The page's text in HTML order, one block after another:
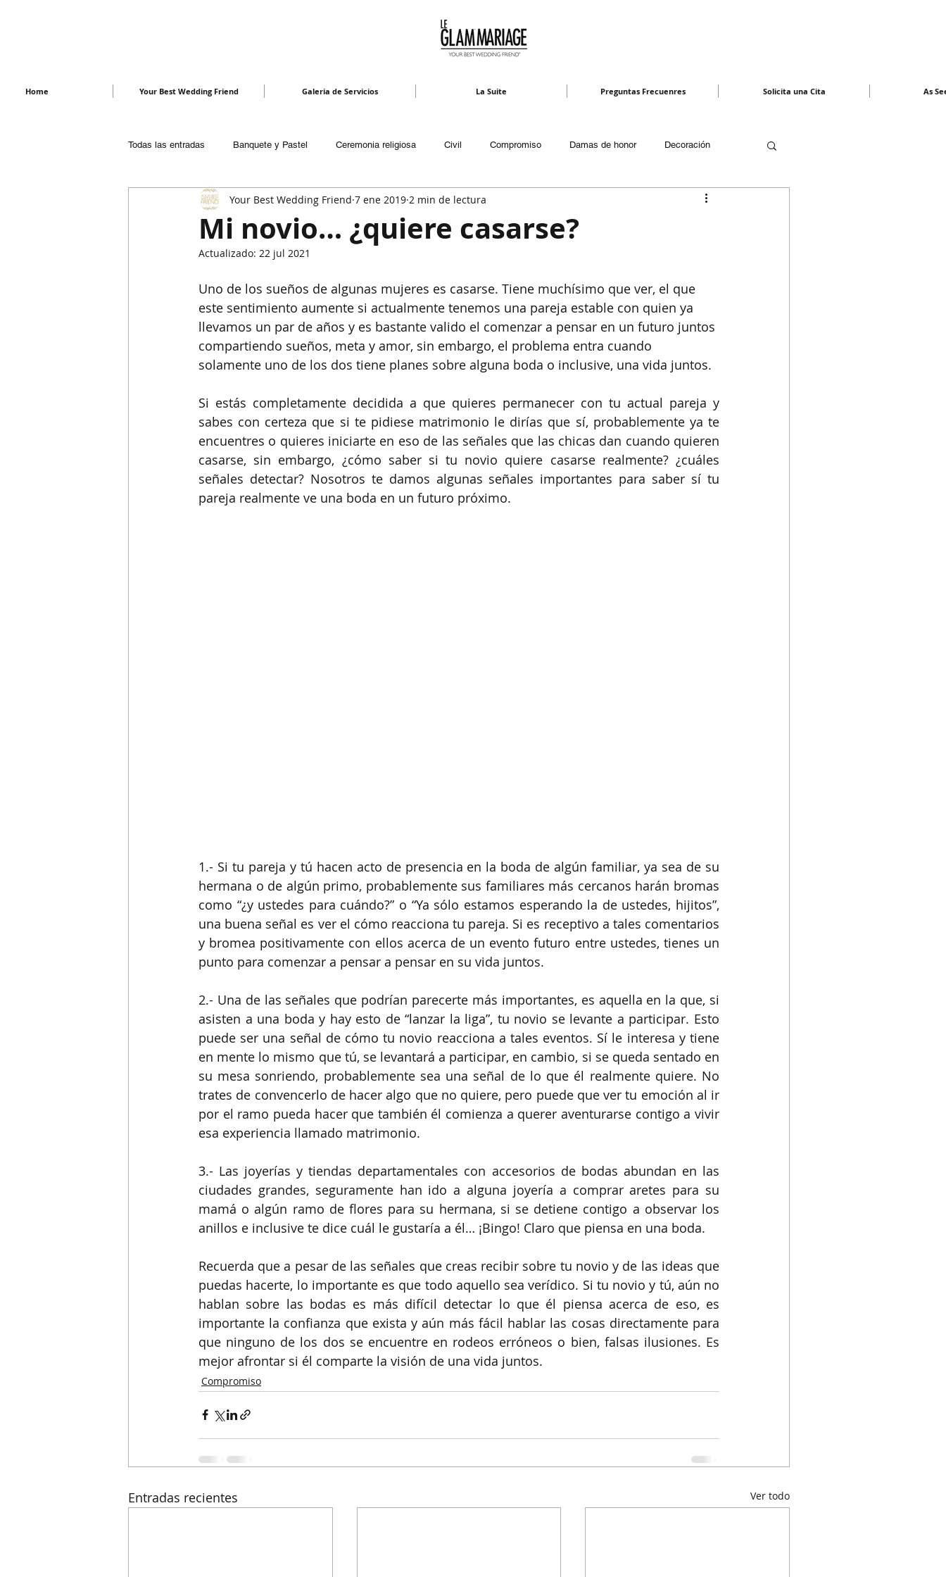
Home Your Best Wedding Friend Galeria de Servicios La Suite Preguntas Frecuenres Solicita una Cita As
Todas las entradas Banquete y Pastel Ceremonia religiosa Civil Compromiso Damas de honor Decoración
Despedida de soltera Fotografía y Video Invitaciones Invitados
Mitos, Supersticiones y Tradiciones
Regalos Vestido Wedding planner
Mi novio… ¿quiere casarse?
Your Best Wedding Friend 7 ene 2019 2 min de lectura
Actualizado: 22 jul 2021
Uno de los sueños de algunas mujeres es casarse. Tiene muchísimo que ver, el que
este sentimiento aumente si actualmente tenemos una pareja estable con quien ya
llevamos un par de años y es bastante valido el comenzar a pensar en un futuro juntos
compartiendo sueños, meta y amor, sin embargo, el problema entra cuando
solamente uno de los dos tiene planes sobre alguna boda o inclusive, una vida juntos.
Si estás completamente decidida a que quieres permanecer con tu actual pareja y
sabes con certeza que si te pidiese matrimonio le dirías que sí, probablemente ya te
encuentres o quieres iniciarte en eso de las señales que las chicas dan cuando quieren
casarse, sin embargo, ¿cómo saber si tu novio quiere casarse realmente? ¿cuáles
señales detectar? Nosotros te damos algunas señales importantes para saber sí tu
pareja realmente ve una boda en un futuro próximo.
1.- Si tu pareja y tú hacen acto de presencia en la boda de algún familiar, ya sea de su
hermana o de algún primo, probablemente sus familiares más cercanos harán bromas
como “¿y ustedes para cuándo?” o “Ya sólo estamos esperando la de ustedes, hijitos”,
una buena señal es ver el cómo reacciona tu pareja. Si es receptivo a tales comentarios
y bromea positivamente con ellos acerca de un evento futuro entre ustedes, tienes un
punto para comenzar a pensar a pensar en su vida juntos.
2.- Una de las señales que podrían parecerte más importantes, es aquella en la que, si
asisten a una boda y hay esto de “lanzar la liga”, tu novio se levante a participar. Esto
puede ser una señal de cómo tu novio reacciona a tales eventos. Sí le interesa y tiene
en mente lo mismo que tú, se levantará a participar, en cambio, si se queda sentado en
su mesa sonriendo, probablemente sea una señal de lo que él realmente quiere. No
trates de convencerlo de hacer algo que no quiere, pero puede que ver tu emoción al ir
por el ramo pueda hacer que también él comienza a querer aventurarse contigo a vivir
esa experiencia llamado matrimonio.
3.- Las joyerías y tiendas departamentales con accesorios de bodas abundan en las
ciudades grandes, seguramente han ido a alguna joyería a comprar aretes para su
mamá o algún ramo de flores para su hermana, si se detiene contigo a observar los
anillos e inclusive te dice cuál le gustaría a él… ¡Bingo! Claro que piensa en una boda.
Recuerda que a pesar de las señales que creas recibir sobre tu novio y de las ideas que
puedas hacerte, lo importante es que todo aquello sea verídico. Si tu novio y tú, aún no
hablan sobre las bodas es más difícil detectar lo que él piensa acerca de eso, es
importante la confianza que exista y aún más fácil hablar las cosas directamente para
que ninguno de los dos se encuentre en rodeos erróneos o bien, falsas ilusiones. Es
mejor afrontar si él comparte la visión de una vida juntos.
Compromiso
Entradas recientes Ver todo